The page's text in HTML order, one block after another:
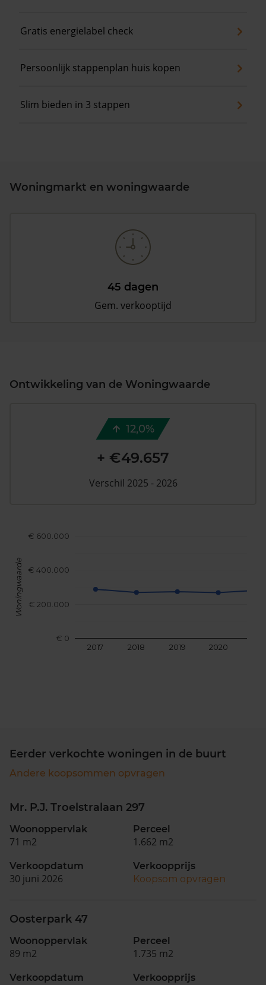
Gratis energielabel check
Persoonlijk stappenplan huis kopen
Slim bieden in 3 stappen
Woningmarkt en woningwaarde
45 dagen
Gem. verkooptijd
Ontwikkeling van de Woningwaarde
2017 2018 2019 2020
€ 0
€ 200.000
€ 400.000
€ 600.000
Woningwaarde
12,0%
+ €49.657
Verschil 2025 - 2026
Eerder verkochte woningen in de buurt
Andere koopsommen opvragen
Mr. P.J. Troelstralaan 297
Woonoppervlak
71 m2
Perceel
1.662 m2
Verkoopdatum
30 juni 2026
Verkoopprijs
Koopsom opvragen
Oosterpark 47
Woonoppervlak
89 m2
Perceel
1.735 m2
Verkoopdatum Verkoopprijs